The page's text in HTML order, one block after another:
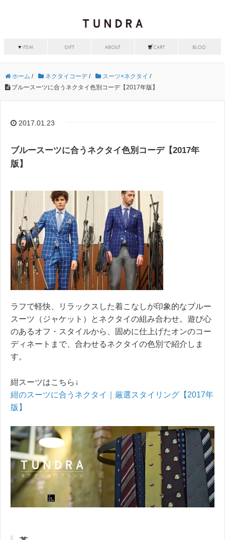
ホーム / ネクタイコーデ/ スーツ×ネクタイ /
ブルースーツに合うネクタイ色別コーデ【2017年版】
2017.01.23
ブルースーツに合うネクタイ色別コーデ【2017年
版】
ラフで軽快、リラックスした着こなしが印象的なブルー
スーツ（ジャケット）とネクタイの組み合わせ。遊び心
のあるオフ・スタイルから、固めに仕上げたオンのコー
ディネートまで、合わせるネクタイの色別で紹介しま
す。
紺スーツはこちら↓
紺のスーツに合うネクタイ｜厳選スタイリング【2017年
版】